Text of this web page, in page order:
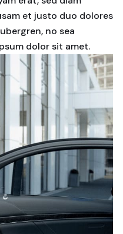
et justo duo dolores
no sea
dolor sit amet.